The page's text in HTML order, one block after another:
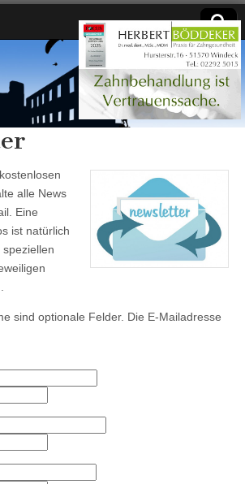
alle News
Eine
ist natürlich
sind optionale Felder. Die E-Mailadresse